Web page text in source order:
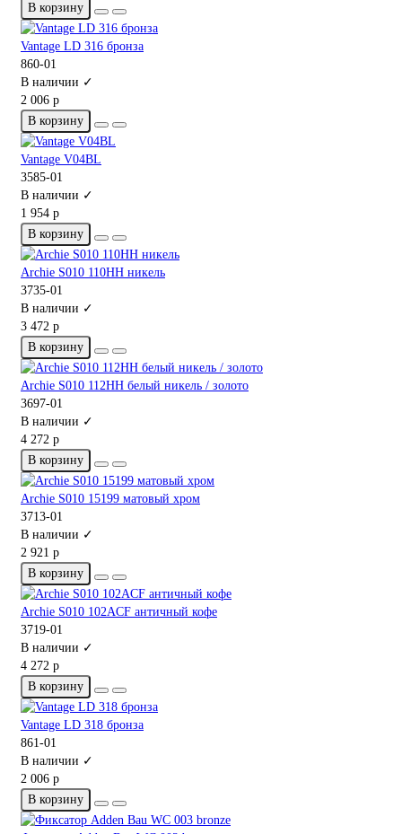
В корзину
Vantage LD 316 бронза
860-01
В наличии ✓
2 006 р
В корзину
Vantage V04BL
3585-01
В наличии ✓
1 954 р
В корзину
Archie S010 110HH никель
3735-01
В наличии ✓
3 472 р
В корзину
Archie S010 112HH белый никель / золото
3697-01
В наличии ✓
4 272 р
В корзину
Archie S010 15199 матовый хром
3713-01
В наличии ✓
2 921 р
В корзину
Archie S010 102ACF античный кофе
3719-01
В наличии ✓
4 272 р
В корзину
Vantage LD 318 бронза
861-01
В наличии ✓
2 006 р
В корзину